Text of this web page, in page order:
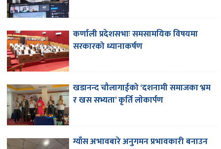
कर्णाली प्रदेशसभाः समसामयिक विषयमा
सरकारको ध्यानाकर्षण
खडानन्द चौलागाईको ‘दशनामी समाजका भ्रम
र खस सभ्यता’ कृर्ति लाेकार्पण
ग्याँस अभावबारे अनुगमन प्रभावकारी बनाउन